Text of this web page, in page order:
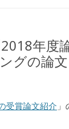
年度
グの論文
受賞論文紹介 」